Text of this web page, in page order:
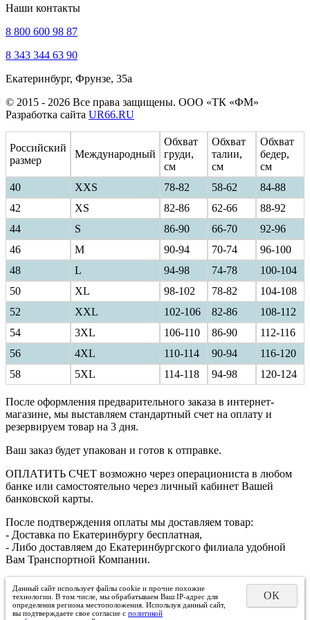
Наши контакты
8 800 600 98 87
8 343 344 63 90
Екатеринбург, Фрунзе, 35а
© 2015 - 2026 Все права защищены. ООО «ТК «ФМ»
Разработка сайта UR66.RU
Российский
размер
Международный
Обхват
груди,
см
Обхват
талии,
см
Обхват
бедер,
см
40
ХXS 78-82 58-62
84-88
42
XS 82-86 62-66
88-92
44
S 86-90 66-70
92-96
46
M 90-94 70-74
96-100
48
L 94-98 74-78
100-104
50
XL 98-102 78-82
104-108
52
XXL 102-106 82-86
108-112
54
3XL 106-110 86-90
112-116
56
4XL 110-114 90-94
116-120
58
5XL 114-118 94-98 120-124
После оформления предварительного заказа в интернет-
магазине, мы выставляем стандартный счет на оплату и
резервируем товар на 3 дня.
Ваш заказ будет упакован и готов к отправке.
ОПЛАТИТЬ СЧЕТ возможно через операциониста в любом
банке или самостоятельно через личный кабинет Вашей
банковской карты.
После подтверждения оплаты мы доставляем товар:
- Доставка по Екатеринбургу бесплатная,
- Либо доставляем до Екатеринбургского филиала удобной
Вам Транспортной Компании.
Данный сайт использует файлы cookie и прочие похожие
технологии. В том числе, мы обрабатываем Ваш IP-адрес для
определения региона местоположения. Используя данный сайт,
вы подтверждаете свое согласие с политикой
ОК